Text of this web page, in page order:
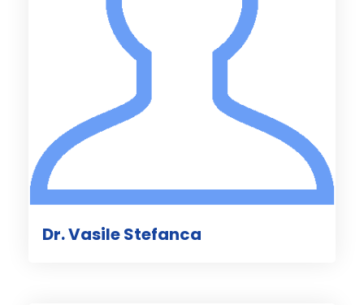
Dr. Vasile Stefanca